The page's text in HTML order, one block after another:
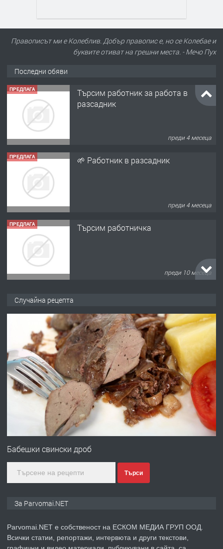
Правописът ми е Колеблив. Добър правопис е, но се Колебае и
буквите отиват на грешни места. - Мечо Пух
Последни обяви
ПРЕДЛАГА
Търсим работник за работа в
разсадник
преди 4 месеца
ПРЕДЛАГА 🌱 Работник в разсадник
преди 4 месеца
ПРЕДЛАГА Търсим работничка
преди 10 месеца
преди 1 година
ПРЕДЛАГА Работа за общи работници
преди 1 година
Първи поход "По стъпките на Ангел
преди 1 година
Случайна рецепта
Бабешки свински дроб
Търси
За Parvomai.NET
Parvomai.NET е собственост на ЕСКОМ МЕДИА ГРУП ООД.
Всички статии, репортажи, интервюта и други текстови,